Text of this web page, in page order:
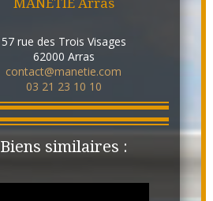
MANETIE Arras
57 rue des Trois Visages
62000 Arras
contact@manetie.com
03 21 23 10 10
Biens similaires :